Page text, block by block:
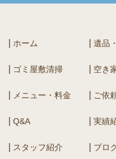
ホーム 遺品
ゴミ屋敷清掃 空き
メニュー・料金 ご依
Q&A 実績
スタッフ紹介 ブロ